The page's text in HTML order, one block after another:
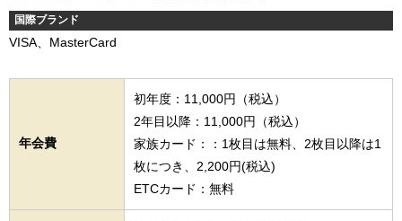
国際ブランド
VISA、MasterCard
年会費
初年度：11,000円（税込）
2年目以降：11,000円（税込）
家族カード：：1枚目は無料、2枚目以降は1
枚につき、2,200円(税込)
ETCカード：無料